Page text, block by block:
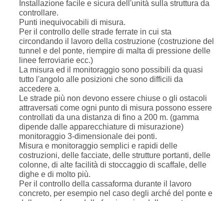
Installazione facile e sicura dell'unità sulla struttura da
controllare.
Punti inequivocabili di misura.
Per il controllo delle strade ferrate in cui sta
circondando il lavoro della costruzione (costruzione del
tunnel e del ponte, riempire di malta di pressione delle
linee ferroviarie ecc.)
La misura ed il monitoraggio sono possibili da quasi
tutto l'angolo alle posizioni che sono difficili da
accedere a.
Le strade più non devono essere chiuse o gli ostacoli
attraversati come ogni punto di misura possono essere
controllati da una distanza di fino a 200 m. (gamma
dipende dalle apparecchiature di misurazione)
monitoraggio 3-dimensionale dei ponti.
Misura e monitoraggio semplici e rapidi delle
costruzioni, delle facciate, delle strutture portanti, delle
colonne, di alte facilità di stoccaggio di scaffale, delle
dighe e di molto più.
Per il controllo della cassaforma durante il lavoro
concreto, per esempio nel caso degli arché del ponte e